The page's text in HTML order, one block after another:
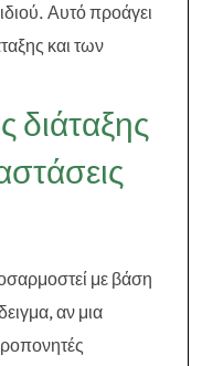
Αυτό προάγει
και των
διάταξης
με βάση
αν μια